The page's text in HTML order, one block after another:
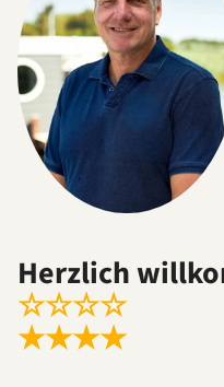
Herzlich
☆☆☆☆
★★★★